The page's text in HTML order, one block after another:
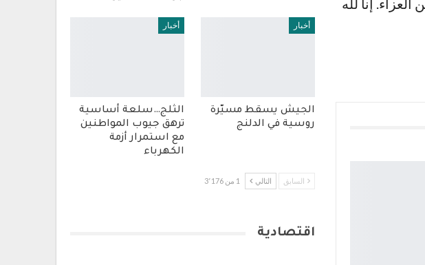
إنا لله
أخبار
الجيش يسقط مسيّرة
روسية في الدلنج
أخبار
الثلج…سلعة أساسية
ترهق جيوب المواطنين
مع استمرار أزمة
الكهرباء
السابق التالي 1 من 3٬176
اقتصادية